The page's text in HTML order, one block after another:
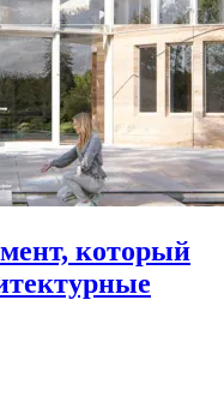
который